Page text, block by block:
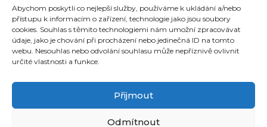
Abychom poskytli co nejlepší služby, používáme k ukládání a/nebo
přístupu k informacím o zařízení, technologie jako jsou soubory
cookies. Souhlas s těmito technologiemi nám umožní zpracovávat
údaje, jako je chování při procházení nebo jedinečná ID na tomto
webu. Nesouhlas nebo odvolání souhlasu může nepříznivě ovlivnit
určité vlastnosti a funkce.
Přijmout
Odmítnout
SOCIÁLNÍ SÍTĚ